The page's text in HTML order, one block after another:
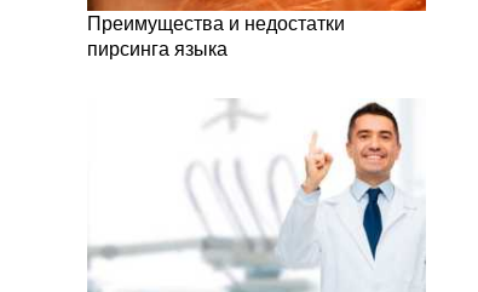
Преимущества и недостатки
пирсинга языка